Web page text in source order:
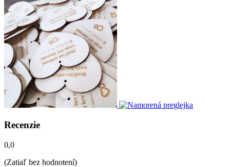
Recenzie
0,0
(Zatiaľ bez hodnotení)